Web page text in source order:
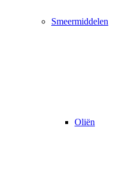
Smeermiddelen
Oliën